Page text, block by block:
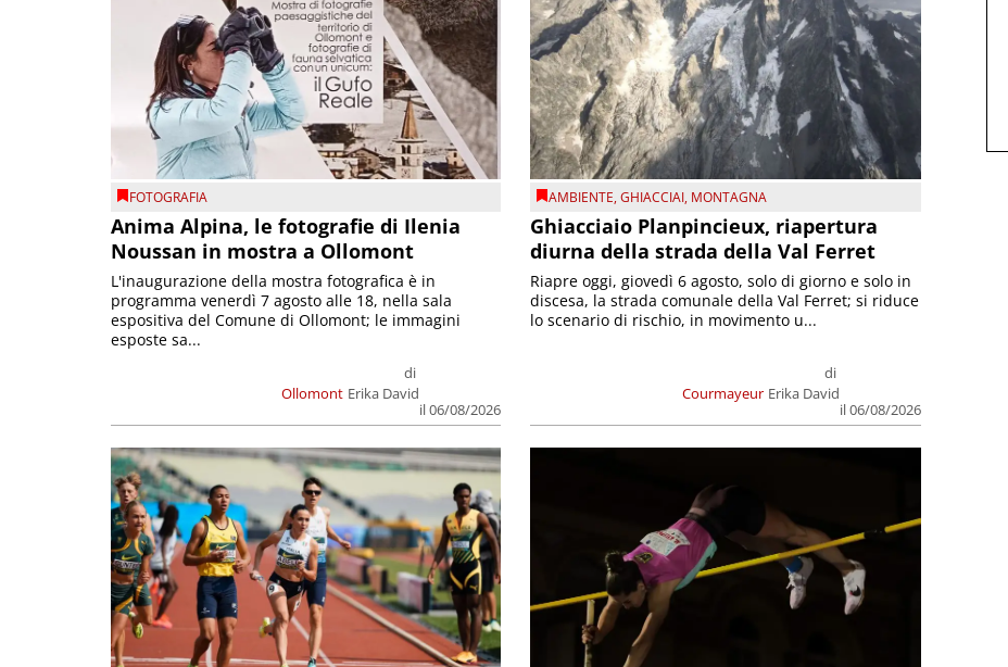
FOTOGRAFIA
Anima Alpina, le fotografie di Ilenia
Noussan in mostra a Ollomont
Ollomont
di
Erika David
il 06/08/2026
L'inaugurazione della mostra fotografica è in
programma venerdì 7 agosto alle 18, nella sala
espositiva del Comune di Ollomont; le immagini
esposte sa...
AMBIENTE,GHIACCIAI, MONTAGNA
Ghiacciaio Planpincieux, riapertura
diurna della strada della Val Ferret
Courmayeur
di
Erika David
il 06/08/2026
Riapre oggi, giovedì 6 agosto, solo di giorno e solo in
discesa, la strada comunale della Val Ferret; si riduce
lo scenario di rischio, in movimento u...